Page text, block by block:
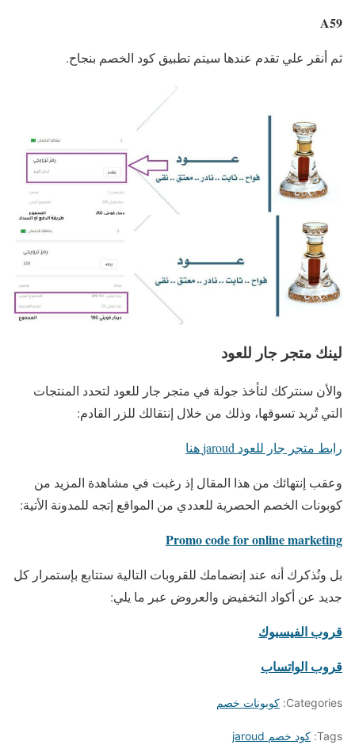
A59
ثم أنقر علي تقدم عندها سيتم تطبيق كود الخصم بنجاح.
لينك متجر جار للعود
والأن سنتركك لتأخذ جولة في متجر جار للعود لتحدد المنتجات
التي تُريد تسوقها، وذلك من خلال إنتقالك للزر القادم:
رابط متجر جار للعود jaroud هنا
وعقب إنتهائك من هذا المقال إذ رغبت في مشاهدة المزيد من
كوبونات الخصم الحصرية للعددي من المواقع إتجه للمدونة الأتية:
Promo code for online marketing
بل ونُذكرك أنه عند إنضمامك للقروبات التالية ستتابع بإستمرار كل
جديد عن أكواد التخفيض والعروض عبر ما يلي:
قروب الفيسبوك
قروب الواتساب
Categories: كوبونات خصم
Tags: كود خصم jaroud